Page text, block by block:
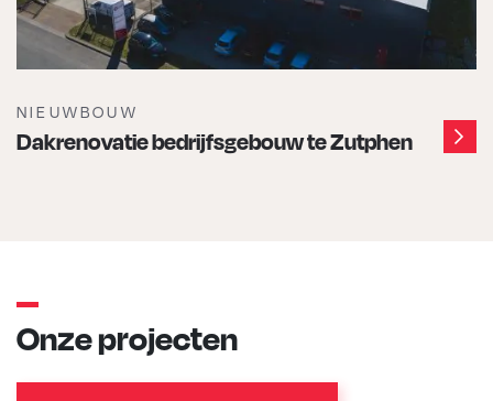
NIEUWBOUW
Dakrenovatie bedrijfsgebouw te Zutphen
Onze projecten